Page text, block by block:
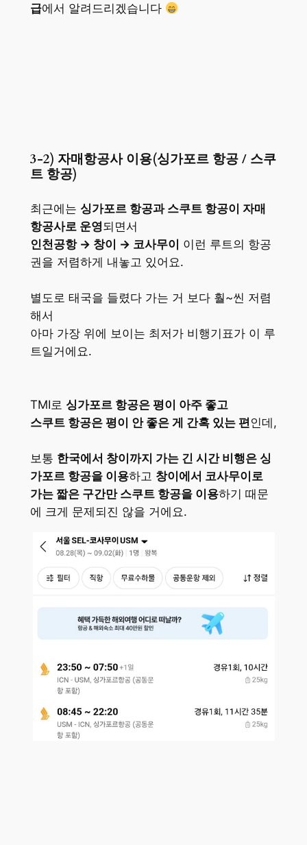
급에서 알려드리겠습니다
3-2) 자매항공사 이용(싱가포르 항공 / 스쿠
트 항공)
최근에는 싱가포르 항공과 스쿠트 항공이 자매
항공사로 운영되면서
인천공항 → 창이 → 코사무이
이런 루트의 항공
권을 저렴하게 내놓고 있어요.
별도로 태국을 들렸다 가는 거 보다 훨~씬 저렴
해서
아마 가장 위에 보이는 최저가 비행기표가 이 루
트일거에요.
TMI로 싱가포르 항공은 평이 아주 좋고
스쿠트 항공은 평이 안 좋은 게 간혹 있는 편 인데,
보통 한국에서 창이까지 가는 긴 시간 비행은 싱
가포르 항공을 이용하고 창이에서 코사무이로
가는 짧은 구간만 스쿠트 항공을 이용하기 때문
에 크게 문제되진 않을 거에요.